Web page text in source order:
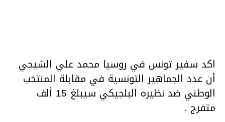
اكد سفير تونس في روسيا محمد علي الشيحي
أن عدد الجماهير التونسية في مقابلة المنتخب
الوطني ضد نظيره البلجيكي سيبلغ 15 ألف
متفرج .